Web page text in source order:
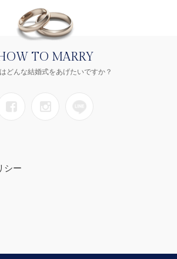
TO MARRY
どんな結婚式をあげたいですか？
シー